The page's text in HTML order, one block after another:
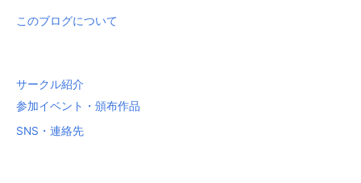
象
このブログについて
サークル紹介
参加イベント・頒布作品
SNS・連絡先